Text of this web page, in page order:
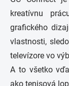
kreatívnu
grafického
vlastnosti,
televízore vo
A to všetko
ako tenisová